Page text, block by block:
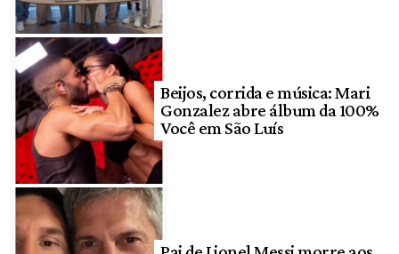
Beijos, corrida e música: Mari
Gonzalez abre álbum da 100%
Você em São Luís